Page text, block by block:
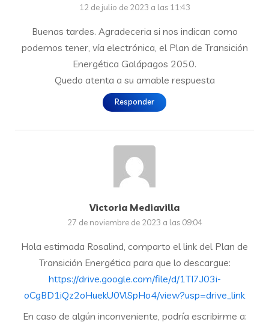
12 de julio de 2023 a las 11:43
Buenas tardes. Agradeceria si nos indican como
podemos tener, vía electrónica, el Plan de Transición
Energética Galápagos 2050.
Quedo atenta a su amable respuesta
Responder
Victoria Mediavilla
27 de noviembre de 2023 a las 09:04
Hola estimada Rosalind, comparto el link del Plan de
Transición Energética para que lo descargue:
https://drive.google.com/file/d/1TI7J03i-
oCgBD1iQz2oHuekU0VlSpHo4/view?usp=drive_link
En caso de algún inconveniente, podría escribirme a: